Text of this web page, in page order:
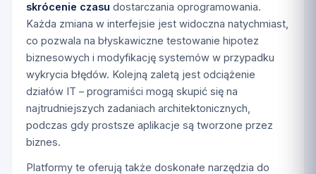
skrócenie czasu dostarczania oprogramowania.
Każda zmiana w interfejsie jest widoczna natychmiast,
co pozwala na błyskawiczne testowanie hipotez
biznesowych i modyfikację systemów w przypadku
wykrycia błędów. Kolejną zaletą jest odciążenie
działów IT – programiści mogą skupić się na
najtrudniejszych zadaniach architektonicznych,
podczas gdy prostsze aplikacje są tworzone przez
biznes.
Platformy te oferują także doskonałe narzędzia do